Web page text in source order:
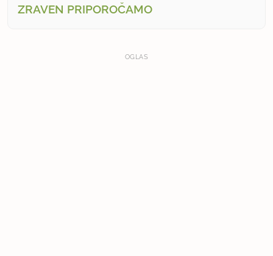
ZRAVEN PRIPOROČAMO
OGLAS